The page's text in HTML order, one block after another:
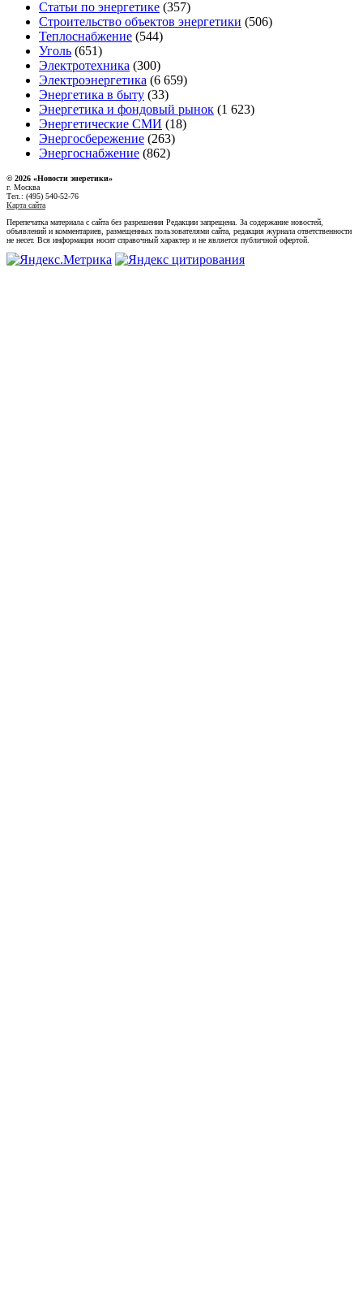
Статьи по энергетике (357)
Строительство объектов энергетики (506)
Теплоснабжение (544)
Уголь (651)
Электротехника (300)
Электроэнергетика (6 659)
Энергетика в быту (33)
Энергетика и фондовый рынок (1 623)
Энергетические СМИ (18)
Энергосбережение (263)
Энергоснабжение (862)
© 2026 «Новости энеретики»
г. Москва
Тел.: (495) 540-52-76
Карта сайта
Перепечатка материала с сайта без разрешения Редакции запрещена. За содержание новостей,
объявлений и комментариев, размещенных пользователями сайта, редакция журнала ответственности
не несет. Вся информация носит справочный характер и не является публичной офертой.